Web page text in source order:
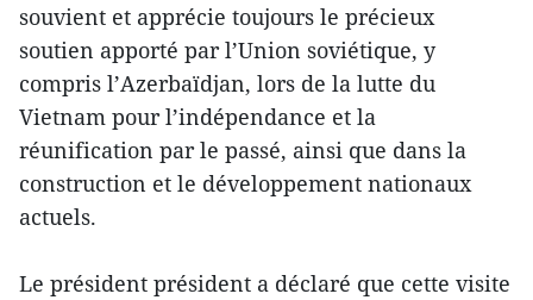
souvient et apprécie toujours le précieux
soutien apporté par l’Union soviétique, y
compris l’Azerbaïdjan, lors de la lutte du
Vietnam pour l’indépendance et la
réunification par le passé, ainsi que dans la
construction et le développement nationaux
actuels.
Le président président a déclaré que cette visite